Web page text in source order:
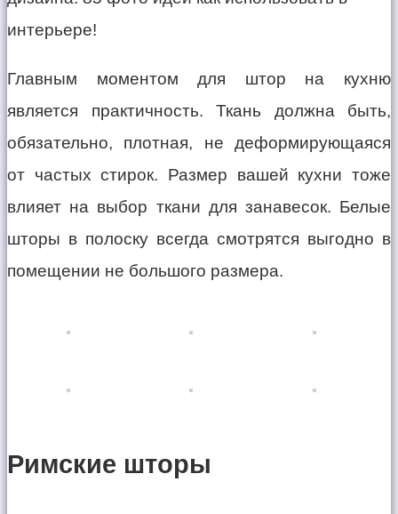
Главным моментом для штор на кухню
является практичность. Ткань должна быть,
обязательно, плотная, не деформирующаяся
от частых стирок. Размер вашей кухни тоже
влияет на выбор ткани для занавесок. Белые
шторы в полоску всегда смотрятся выгодно в
помещении не большого размера.
Римские шторы